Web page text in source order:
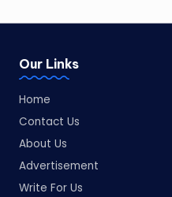
Our Links
Home
Contact Us
About Us
Advertisement
Write For Us